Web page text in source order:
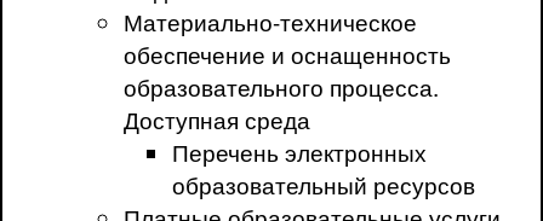
Материально-техническое
обеспечение и оснащенность
образовательного процесса.
Доступная среда
Перечень электронных
образовательный ресурсов